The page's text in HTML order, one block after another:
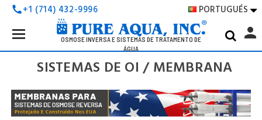
call+1 (714) 432-9996 PORTUGUÉS 
OSMOSE INVERSA E SISTEMAS DE TRATAMENTO DE
ÁGUA
Search
Keyword:
person
SISTEMAS DE OI / MEMBRANA